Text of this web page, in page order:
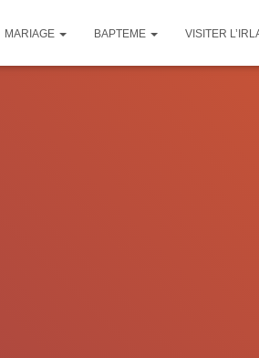
MARIAGE BAPTEME VISITER